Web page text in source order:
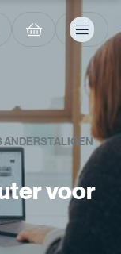
ANDERSTALIGEN
voor